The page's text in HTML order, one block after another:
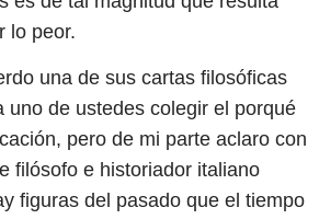
lo peor.
una de sus cartas filosóficas
uno de ustedes colegir el porqué
pero de mi parte aclaro con
filósofo e historiador italiano
figuras del pasado que el tiempo